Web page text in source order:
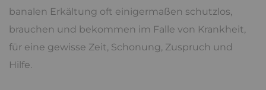
banalen Erkältung oft einigermaßen schutzlos,
brauchen und bekommen im Falle von Krankheit,
für eine gewisse Zeit, Schonung, Zuspruch und
Hilfe.